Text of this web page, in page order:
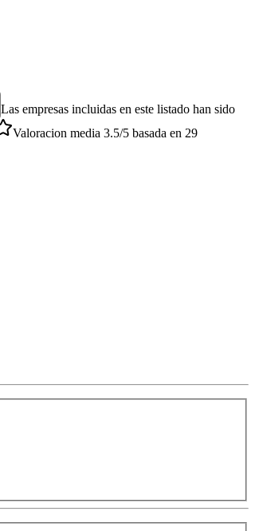
Las empresas incluidas en este listado han sido
Valoracion media 3.5/5 basada en 29